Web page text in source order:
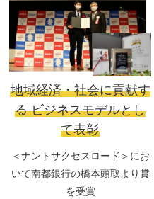
地域経済・社会に貢献す
るビジネスモデルとし
て表彰
＜ナントサクセスロード＞にお
いて南都銀行の橋本頭取より賞
を受賞